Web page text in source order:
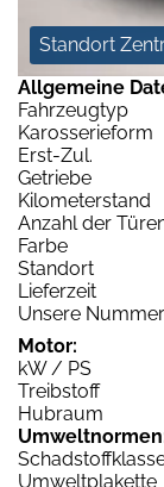
Standort
Allgemeine
Fahrzeugtyp
Karosserieform
Erst-Zul.
Getriebe
Kilometerstand
Anzahl der
Farbe
Standort
Lieferzeit
Unsere Nummer
Motor:
kW / PS
Treibstoff
Hubraum
Umweltplakette